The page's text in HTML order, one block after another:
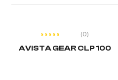
(0)
AVISTA GEAR CLP 100